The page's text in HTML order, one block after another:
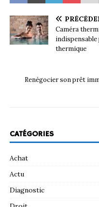
Caméra
thermique
Renégocier son prêt
CATÉGORIES
Achat
Actu
Diagnostic